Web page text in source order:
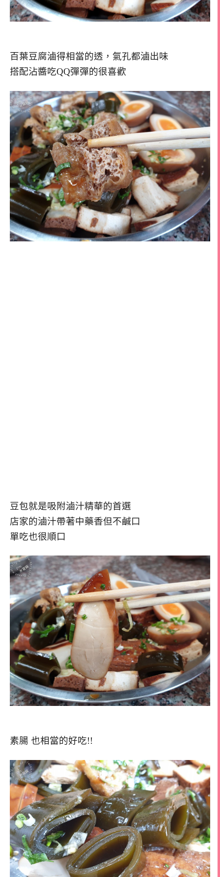
百葉豆腐滷得相當的透，氣孔都滷出味
搭配沾醬吃QQ彈彈的很喜歡
豆包就是吸附滷汁精華的首選
店家的滷汁帶著中藥香但不鹹口
單吃也很順口
素腸 也相當的好吃!!